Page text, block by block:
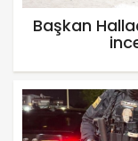
Başkan